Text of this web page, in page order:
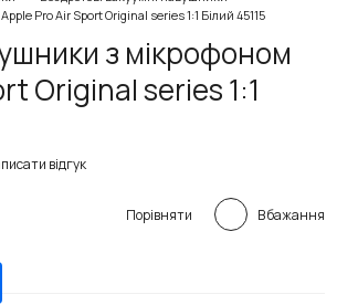
Pro Air Sport Original series 1:1 Білий 45115
з мікрофоном
Original series 1:1
відгук
Порівняти В бажання